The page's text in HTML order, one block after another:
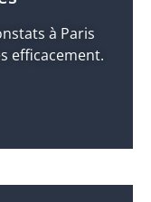
à Paris
efficacement.